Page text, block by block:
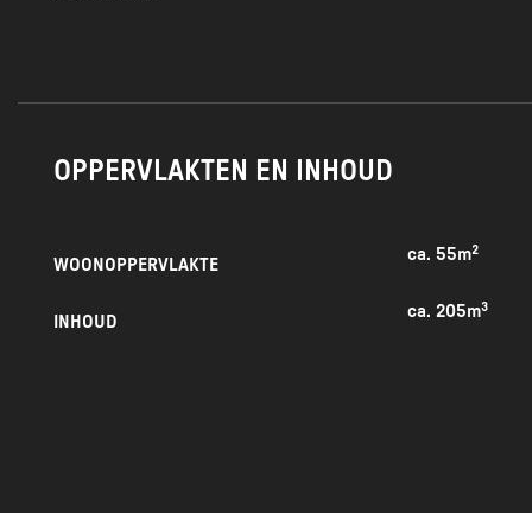
• De
• De
OPPERVLAKTEN EN INHOUD
WOONOPPERVLAKTE
ca. 55m²
INHOUD
ca. 205m³